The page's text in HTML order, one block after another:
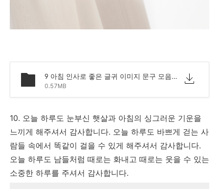
9 아침 인사로 좋은 글귀 이미지 문구 모음.png
0.57MB
10. 오늘 하루도 눈부신 햇살과 아침의 싱그러운 기운을
느끼게 해주셔서 감사합니다. 오늘 하루도 바쁘게 걷는 사
람들 속에서 똑같이 걸을 수 있게 해주셔서 감사합니다.
오늘 하루도 남들처럼 때로는 화내고 때로는 웃을 수 있는
소중한 하루를 주셔서 감사합니다.